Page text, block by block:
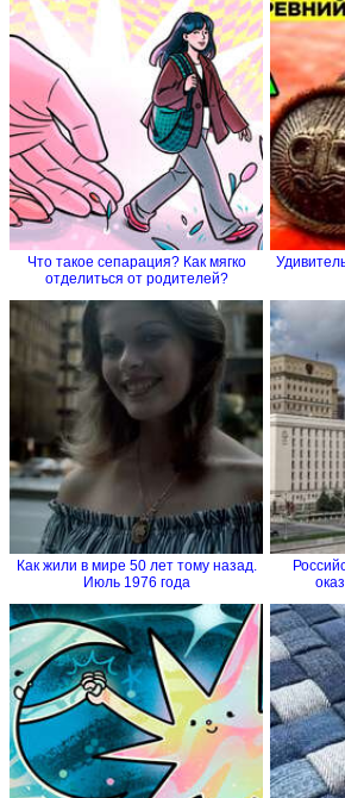
Что такое сепарация? Как мягко
отделиться от родителей?
Как жили в мире 50 лет тому назад.
Июль 1976 года